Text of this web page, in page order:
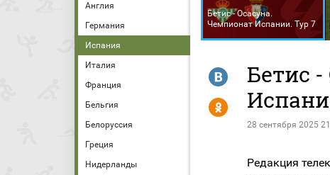
Англия
Германия
Испания
Италия
Франция
Бельгия
Белоруссия
Греция
Нидерланды
Бетис - Осасуна.
Чемпионат Испании. Тур 7
Бетис
28 сентября 2025
R
Y
Редакция